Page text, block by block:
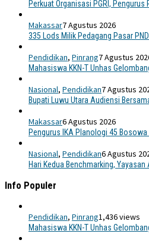
Perkuat Organisasi PGRI, Pengurus
Makassar7 Agustus 2026
335 Lods Milik Pedagang Pasar
Pendidikan, Pinrang7 Agustus
Mahasiswa KKN-T Unhas
Nasional, Pendidikan7 Agustus
Bupati Luwu Utara Audiensi
Makassar6 Agustus 2026
Pengurus IKA Planologi 45
Nasional, Pendidikan6 Agustus
Hari Kedua Benchmarking, Yayasan
Info Populer
Pendidikan, Pinrang1,436 views
Mahasiswa KKN-T Unhas